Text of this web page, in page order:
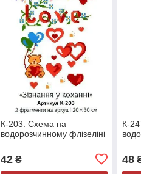
К-203. Схема на
водорозчинному флізеліні
42₴
К-
48